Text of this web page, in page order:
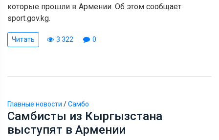
которые прошли в Армении. Об этом сообщает
sport.gov.kg.
Читать 3 322 0
Главные новости /Самбо
Самбисты из Кыргызстана
выступят в Армении